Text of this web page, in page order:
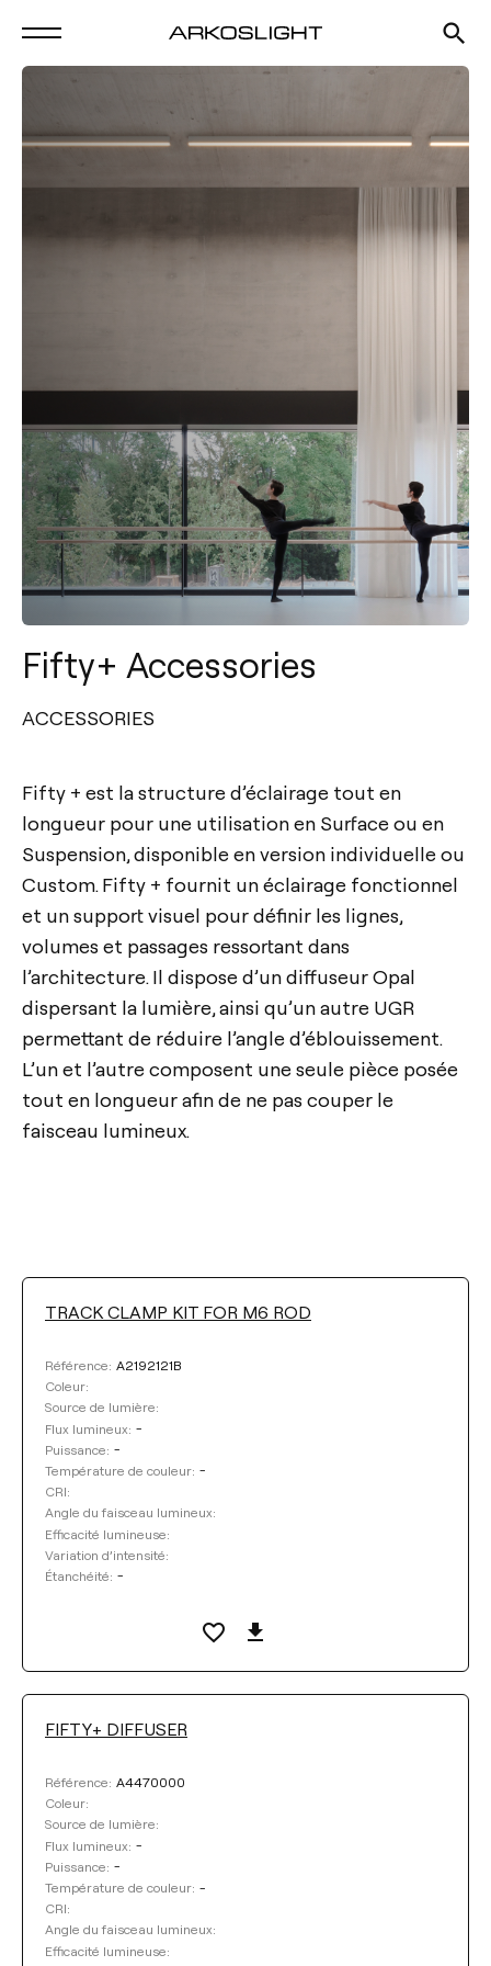
Fifty+ Accessories
ACCESSORIES
Fifty + est la structure d’éclairage tout en
longueur pour une utilisation en Surface ou en
Suspension, disponible en version individuelle ou
Custom. Fifty + fournit un éclairage fonctionnel
et un support visuel pour définir les lignes,
volumes et passages ressortant dans
l’architecture. Il dispose d’un diffuseur Opal
dispersant la lumière, ainsi qu’un autre UGR
permettant de réduire l’angle d’éblouissement.
L’un et l’autre composent une seule pièce posée
tout en longueur afin de ne pas couper le
faisceau lumineux.
FLUX LUMINEUX
Sélectionner
PUISSANCE
Sélectionner
TEMPÉRATURE DE COULEUR
EFFICACITÉ LUMINEUSE
Sélectionner
CRI
ANGLE DU FAISCEAU LUMINEUX
VARIATION D’INTENSITÉ
TRACK CLAMP KIT FOR M6 ROD
Référence: A2192121B
Coleur:
Source de lumière:
Flux lumineux: -
Puissance: -
Température de couleur: -
CRI:
Angle du faisceau lumineux:
Efficacité lumineuse:
Variation d’intensité:
Étanchéité: -
FIFTY+ DIFFUSER
Référence: A4470000
Coleur:
Source de lumière:
Flux lumineux: -
Puissance: -
Température de couleur: -
CRI:
Angle du faisceau lumineux:
Efficacité lumineuse: